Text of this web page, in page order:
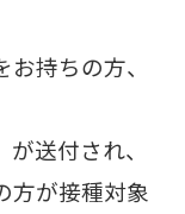
持ちの方、
送付され、
方が接種対象